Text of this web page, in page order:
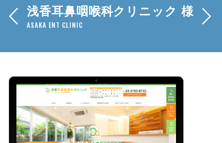
浅香耳鼻咽喉科クリニック 様
ASAKA ENT CLINIC